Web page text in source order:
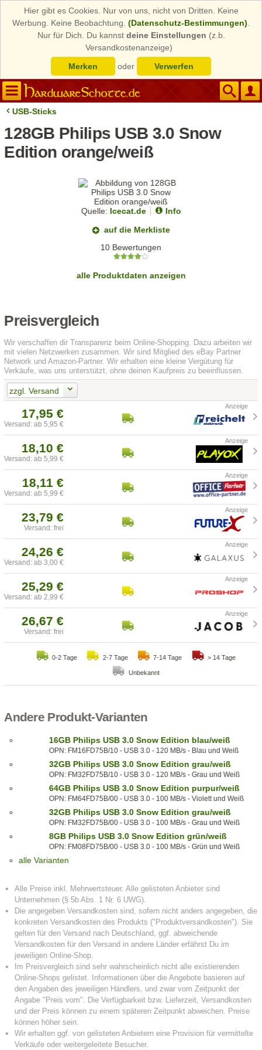
Hier gibt es Cookies. Nur von uns, nicht von Dritten. Keine
Werbung. Keine Beobachtung. (Datenschutz-Bestimmungen)
Nur für Dich. Du kannst deine Einstellungen (z.b.
Versandkostenanzeige)
Merken
oder Verwerfen
USB-Sticks
128GB Philips USB 3.0 Snow
Edition orange/weiß
Quelle: Icecat.de
Info
auf die Merkliste
10 Bewertungen
alle Produktdaten anzeigen
Preisvergleich
Wir verschaffen dir Transparenz beim Online-Shopping. Dazu arbeiten wir
mit vielen Netzwerken zusammen. Wir sind Mitglied des eBay Partner
Network und Amazon-Partner. Wir erhalten eine kleine Vergütung für
Verkäufe, was uns unterstützt, ohne deinen Kaufpreis zu beeinflussen.
zzgl. Versand
17,95 €
Versand: ab 5,95 €
18,10 €
Versand: ab 5,99 €
18,11 €
Versand: ab 5,99 €
23,79 €
Versand: frei
24,26 €
Versand: ab 3,00 €
25,29 €
Versand: ab 2,99 €
26,67 €
Versand: frei
0-2 Tage 2-7 Tage 7-14 Tage > 14 Tage
Unbekannt
Andere Produkt-Varianten
16GB Philips USB 3.0 Snow Edition blau/weiß
OPN: FM16FD75B/10 - USB 3.0 - 120 MB/s - Blau und Weiß
32GB Philips USB 3.0 Snow Edition grau/weiß
OPN: FM32FD75B/10 - USB 3.0 - 120 MB/s - Grau und Weiß
64GB Philips USB 3.0 Snow Edition purpur/weiß
OPN: FM64FD75B/00 - USB 3.0 - 100 MB/s - Violett und Weiß
32GB Philips USB 3.0 Snow Edition grau/weiß
OPN: FM32FD75B/00 - USB 3.0 - 100 MB/s - Grau und Weiß
8GB Philips USB 3.0 Snow Edition grün/weiß
OPN: FM08FD75B/00 - USB 3.0 - 100 MB/s - Grün und Weiß
alle Varianten